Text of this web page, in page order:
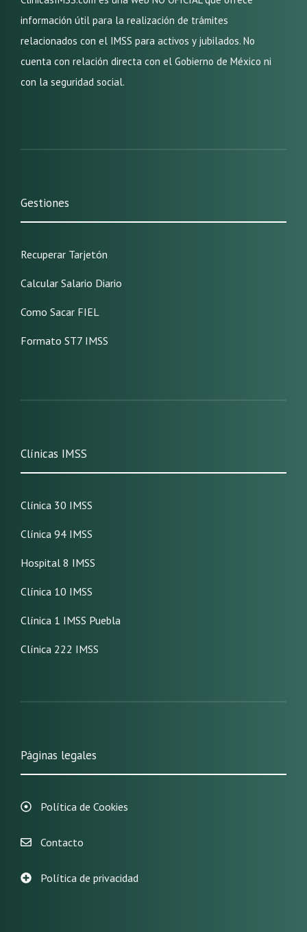
información útil para la realización de trámites
relacionados con el IMSS para activos y jubilados. No
cuenta con relación directa con el Gobierno de México ni
con la seguridad social.
Gestiones
Recuperar Tarjetón
Calcular Salario Diario
Como Sacar FIEL
Formato ST7 IMSS
Clínicas IMSS
Clínica 30 IMSS
Clínica 94 IMSS
Hospital 8 IMSS
Clínica 10 IMSS
Clínica 1 IMSS Puebla
Clínica 222 IMSS
Páginas legales
Política de Cookies
Contacto
Política de privacidad